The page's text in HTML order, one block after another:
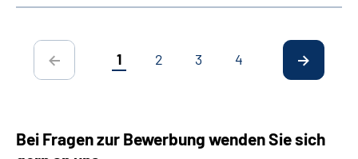
1 2 3 4
Bei Fragen zur Bewerbung wenden Sie sich